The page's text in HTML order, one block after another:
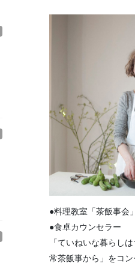
●料理教室「茶飯事会
●食卓カウンセラー
「ていねいな暮らし
常茶飯事から」をコ